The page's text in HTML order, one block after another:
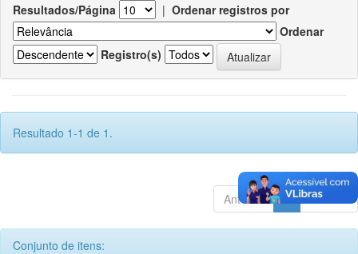
Resultados/Página | Ordenar registros por
Ordenar
Registro(s)
Resultado 1-1 de 1.
Anterior 1 Póximo
Conjunto de itens: